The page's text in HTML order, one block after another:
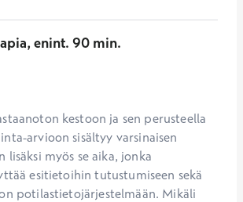
enint. 90 min.
kestoon ja sen perusteella
arvioon sisältyy varsinaisen
lisäksi myös se aika, jonka
esitietoihin tutustumiseen sekä
potilastietojärjestelmään. Mikäli